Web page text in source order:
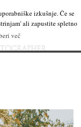
izkušnje. Če se
ali zapustite spletno
več